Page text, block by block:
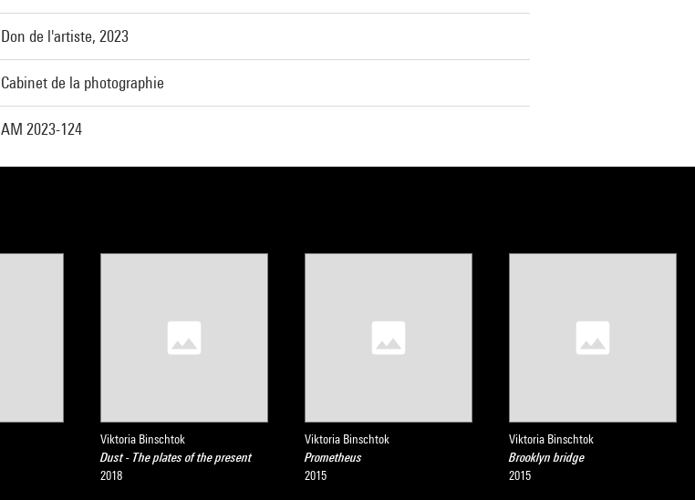
Don de l'artiste, 2023
Cabinet de la photographie
AM 2023-124
Viktoria Binschtok
Dust - The plates of the present
2018
Viktoria Binschtok
Prometheus
2015
Viktoria Binschtok
Brooklyn bridge
2015